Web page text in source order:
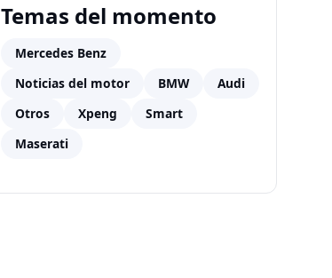
Temas del momento
Mercedes Benz
Noticias del motor
BMW
Audi
Otros
Xpeng
Smart
Maserati